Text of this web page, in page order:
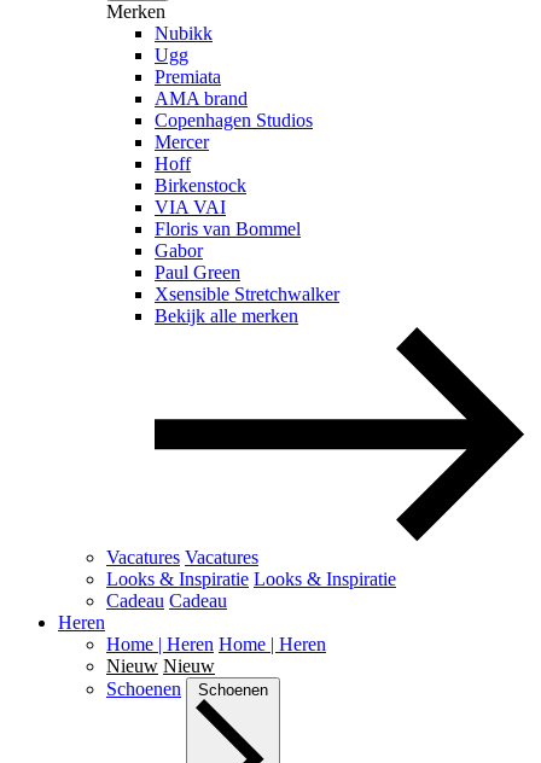
Merken
Nubikk
Ugg
Premiata
AMA brand
Copenhagen Studios
Mercer
Hoff
Birkenstock
VIA VAI
Floris van Bommel
Gabor
Paul Green
Xsensible Stretchwalker
Bekijk alle merken
Vacatures Vacatures
Looks & Inspiratie Looks & Inspiratie
Cadeau Cadeau
Heren
Home | Heren Home | Heren
Nieuw Nieuw
Schoenen
Schoenen